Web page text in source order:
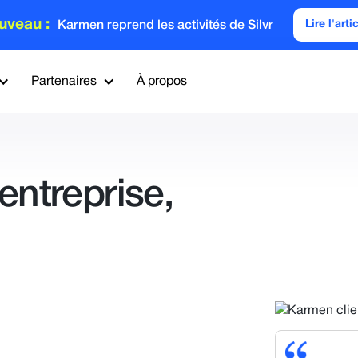
: Karmen reprend les activités de Silvr Lire
Partenaires À propos